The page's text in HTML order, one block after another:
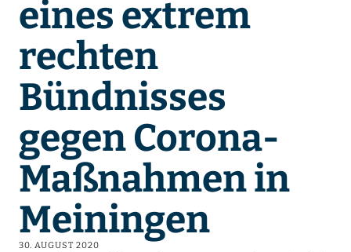
eines extrem
rechten
Bündnisses
gegen Corona-
Maßnahmen in
Meiningen
30. AUGUST 2020